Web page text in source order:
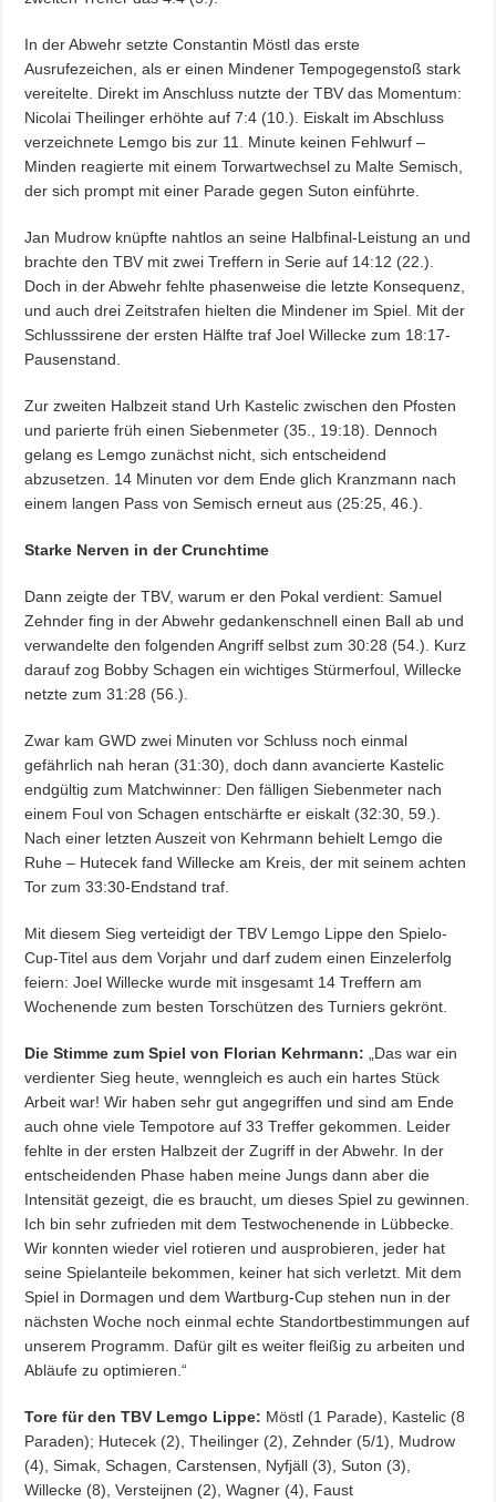
In der Abwehr setzte Constantin Möstl das erste
Ausrufezeichen, als er einen Mindener Tempogegenstoß stark
vereitelte. Direkt im Anschluss nutzte der TBV das Momentum:
Nicolai Theilinger erhöhte auf 7:4 (10.). Eiskalt im Abschluss
verzeichnete Lemgo bis zur 11. Minute keinen Fehlwurf –
Minden reagierte mit einem Torwartwechsel zu Malte Semisch,
der sich prompt mit einer Parade gegen Suton einführte.
Jan Mudrow knüpfte nahtlos an seine Halbfinal-Leistung an und
brachte den TBV mit zwei Treffern in Serie auf 14:12 (22.).
Doch in der Abwehr fehlte phasenweise die letzte Konsequenz,
und auch drei Zeitstrafen hielten die Mindener im Spiel. Mit der
Schlusssirene der ersten Hälfte traf Joel Willecke zum 18:17-
Pausenstand.
Zur zweiten Halbzeit stand Urh Kastelic zwischen den Pfosten
und parierte früh einen Siebenmeter (35., 19:18). Dennoch
gelang es Lemgo zunächst nicht, sich entscheidend
abzusetzen. 14 Minuten vor dem Ende glich Kranzmann nach
einem langen Pass von Semisch erneut aus (25:25, 46.).
Starke Nerven in der Crunchtime
Dann zeigte der TBV, warum er den Pokal verdient: Samuel
Zehnder fing in der Abwehr gedankenschnell einen Ball ab und
verwandelte den folgenden Angriff selbst zum 30:28 (54.). Kurz
darauf zog Bobby Schagen ein wichtiges Stürmerfoul, Willecke
netzte zum 31:28 (56.).
Zwar kam GWD zwei Minuten vor Schluss noch einmal
gefährlich nah heran (31:30), doch dann avancierte Kastelic
endgültig zum Matchwinner: Den fälligen Siebenmeter nach
einem Foul von Schagen entschärfte er eiskalt (32:30, 59.).
Nach einer letzten Auszeit von Kehrmann behielt Lemgo die
Ruhe – Hutecek fand Willecke am Kreis, der mit seinem achten
Tor zum 33:30-Endstand traf.
Mit diesem Sieg verteidigt der TBV Lemgo Lippe den Spielo-
Cup-Titel aus dem Vorjahr und darf zudem einen Einzelerfolg
feiern: Joel Willecke wurde mit insgesamt 14 Treffern am
Wochenende zum besten Torschützen des Turniers gekrönt.
Die Stimme zum Spiel von Florian Kehrmann:
„Das war ein
verdienter Sieg heute, wenngleich es auch ein hartes Stück
Arbeit war! Wir haben sehr gut angegriffen und sind am Ende
auch ohne viele Tempotore auf 33 Treffer gekommen. Leider
fehlte in der ersten Halbzeit der Zugriff in der Abwehr. In der
entscheidenden Phase haben meine Jungs dann aber die
Intensität gezeigt, die es braucht, um dieses Spiel zu gewinnen.
Ich bin sehr zufrieden mit dem Testwochenende in Lübbecke.
Wir konnten wieder viel rotieren und ausprobieren, jeder hat
seine Spielanteile bekommen, keiner hat sich verletzt. Mit dem
Spiel in Dormagen und dem Wartburg-Cup stehen nun in der
nächsten Woche noch einmal echte Standortbestimmungen auf
unserem Programm. Dafür gilt es weiter fleißig zu arbeiten und
Abläufe zu optimieren.“
Tore für den TBV Lemgo Lippe: Möstl (1 Parade), Kastelic (8
Paraden); Hutecek (2), Theilinger (2), Zehnder (5/1), Mudrow
(4), Simak, Schagen, Carstensen, Nyfjäll (3), Suton (3),
Willecke (8), Versteijnen (2), Wagner (4), Faust